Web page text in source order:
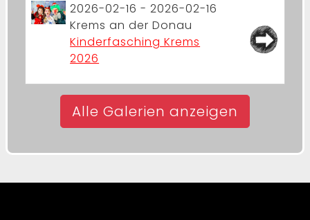
2026-02-16 - 2026-02-16
Krems an der Donau
Kinderfasching Krems
2026
Alle Galerien anzeigen